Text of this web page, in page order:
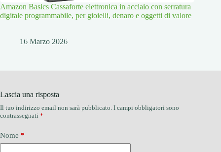
Amazon Basics Cassaforte elettronica in acciaio con serratura
digitale programmabile, per gioielli, denaro e oggetti di valore
16 Marzo 2026
Lascia una risposta
Il tuo indirizzo email non sarà pubblicato. I campi obbligatori sono
contrassegnati *
Nome *